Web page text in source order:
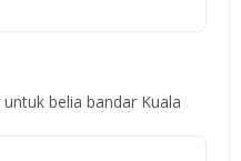
belia bandar Kuala